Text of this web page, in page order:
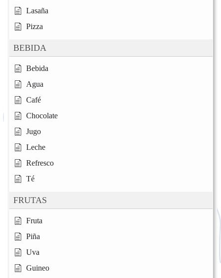
Lasaña
Pizza
BEBIDA
Bebida
Agua
Café
Chocolate
Jugo
Leche
Refresco
Té
FRUTAS
Fruta
Piña
Uva
Guineo